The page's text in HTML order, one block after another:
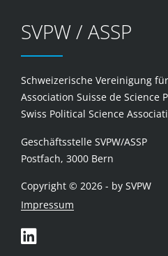
SVPW / ASSP
Schweizerische Vereinigung
Association Suisse de Science
Swiss Political Science
Geschäftsstelle SVPW/ASSP
Postfach, 3000 Bern
Copyright © 2026 - by SVPW
Impressum